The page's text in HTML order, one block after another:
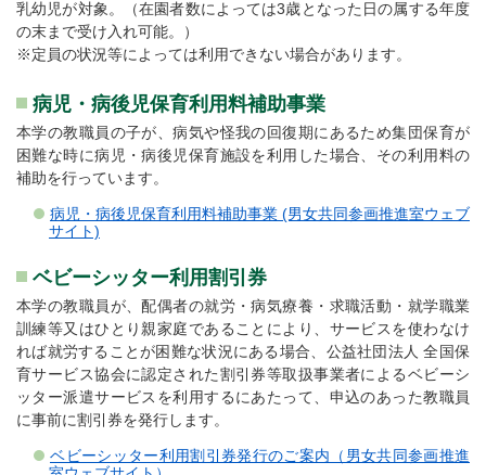
乳幼児が対象。（在園者数によっては3歳となった日の属する年度
の末まで受け入れ可能。）
※定員の状況等によっては利用できない場合があります。
病児・病後児保育利用料補助事業
本学の教職員の子が、病気や怪我の回復期にあるため集団保育が
困難な時に病児・病後児保育施設を利用した場合、その利用料の
補助を行っています。
病児・病後児保育利用料補助事業 (男女共同参画推進室ウェブ
サイト)
ベビーシッター利用割引券
本学の教職員が、配偶者の就労・病気療養・求職活動・就学職業
訓練等又はひとり親家庭であることにより、サービスを使わなけ
れば就労することが困難な状況にある場合、公益社団法人 全国保
育サービス協会に認定された割引券等取扱事業者によるベビーシ
ッター派遣サービスを利用するにあたって、申込のあった教職員
に事前に割引券を発行します。
ベビーシッター利用割引券発行のご案内（男女共同参画推進